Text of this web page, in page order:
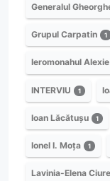
Generalul
Grupul Carpatin 1
Ieromonahul Alexie
INTERVIU 1
Ioan Lăcătușu 1
Ionel I. Moța 1
Lavinia-Elena